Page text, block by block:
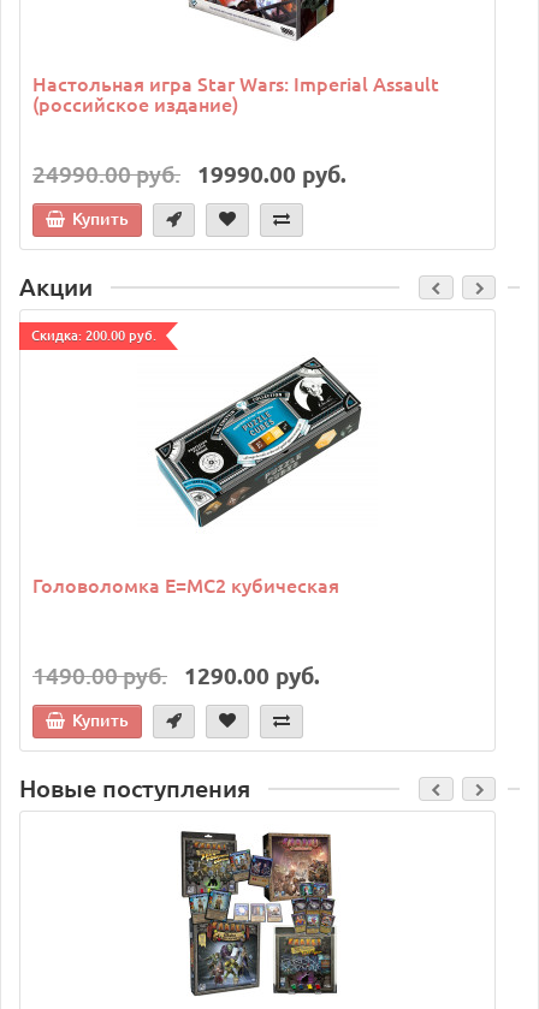
Настольная игра Star Wars: Imperial Assault
(российское издание)
24990.00 руб. 19990.00 руб.
Купить
Акции
Cкидка: 200.00 руб.
Головоломка E=MC2 кубическая
1490.00 руб. 1290.00 руб.
Купить
Новые поступления